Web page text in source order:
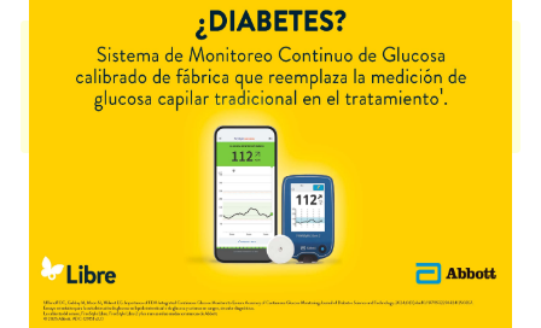
contiene fluorometolona y se indica como
Corticosteroide
. Es producido porNovartis y cuenta con 1 presentación
disponible.
Algunas presentaciones cuentan con cobertura PAMI.
Otros productos confluorometolona
Otros productos deNovartis